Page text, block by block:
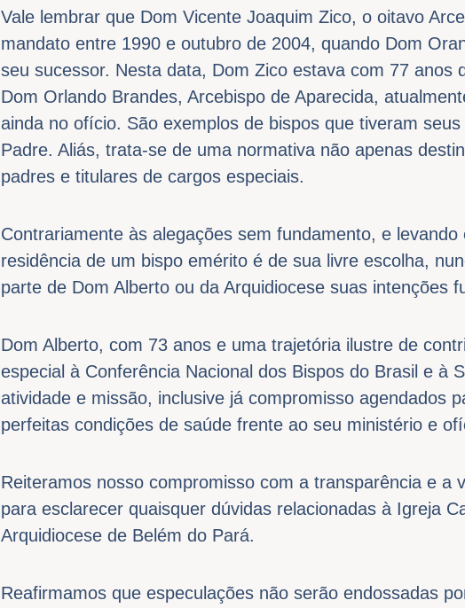
Vale lembrar que Dom Vicente Joaquim Zico, o oitavo
mandato entre 1990 e outubro de 2004, quando Dom
seu sucessor. Nesta data, Dom Zico estava com 77 anos
Dom Orlando Brandes, Arcebispo de Aparecida,
ainda no ofício. São exemplos de bispos que tiveram
Padre. Aliás, trata-se de uma normativa não apenas
padres e titulares de cargos especiais.
Contrariamente às alegações sem fundamento, e
residência de um bispo emérito é de sua livre escolha,
parte de Dom Alberto ou da Arquidiocese suas intenções
Dom Alberto, com 73 anos e uma trajetória ilustre de
especial à Conferência Nacional dos Bispos do Brasil e à
atividade e missão, inclusive já compromisso agendados
perfeitas condições de saúde frente ao seu ministério e
Reiteramos nosso compromisso com a transparência e a
para esclarecer quaisquer dúvidas relacionadas à Igreja
Arquidiocese de Belém do Pará.
Reafirmamos que especulações não serão endossadas